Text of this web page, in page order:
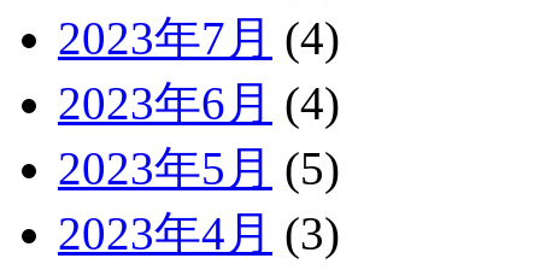
2023年7月 (4)
2023年6月 (4)
2023年5月 (5)
2023年4月 (3)